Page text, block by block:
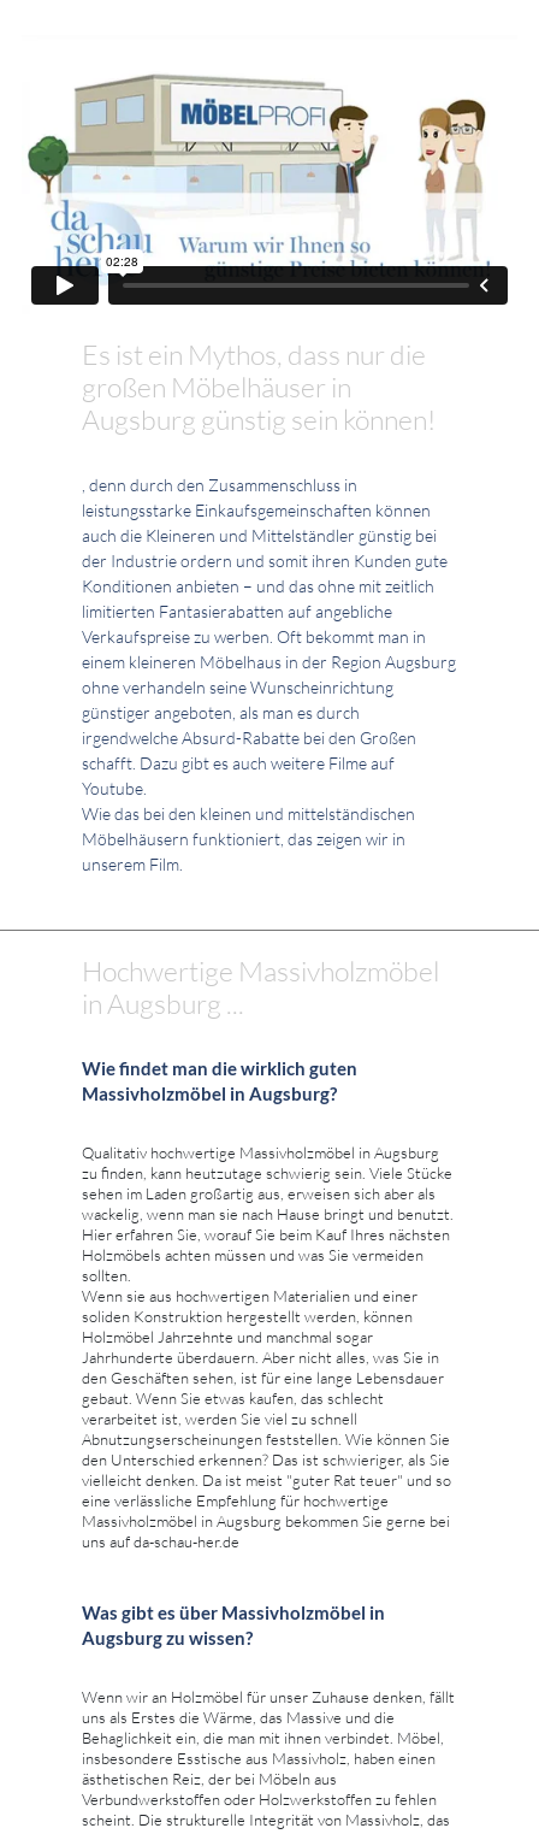
Es ist ein Mythos, dass nur die
großen Möbelhäuser in
Augsburg günstig sein können!
, denn durch den Zusammenschluss in
leistungsstarke Einkaufsgemeinschaften können
auch die Kleineren und Mittelständler günstig bei
der Industrie ordern und somit ihren Kunden gute
Konditionen anbieten – und das ohne mit zeitlich
limitierten Fantasierabatten auf angebliche
Verkaufspreise zu werben. Oft bekommt man in
einem kleineren Möbelhaus in der Region Augsburg
ohne verhandeln seine Wunscheinrichtung
günstiger angeboten, als man es durch
irgendwelche Absurd-Rabatte bei den Großen
schafft. Dazu gibt es auch weitere Filme auf
Youtube.
Wie das bei den kleinen und mittelständischen
Möbelhäusern funktioniert, das zeigen wir in
unserem Film.
Hochwertige Massivholzmöbel
in Augsburg ...
Wie findet man die wirklich guten
Massivholzmöbel in Augsburg?
Qualitativ hochwertige Massivholzmöbel in Augsburg
zu finden, kann heutzutage schwierig sein. Viele Stücke
sehen im Laden großartig aus, erweisen sich aber als
wackelig, wenn man sie nach Hause bringt und benutzt.
Hier erfahren Sie, worauf Sie beim Kauf Ihres nächsten
Holzmöbels achten müssen und was Sie vermeiden
sollten.
Wenn sie aus hochwertigen Materialien und einer
soliden Konstruktion hergestellt werden, können
Holzmöbel Jahrzehnte und manchmal sogar
Jahrhunderte überdauern. Aber nicht alles, was Sie in
den Geschäften sehen, ist für eine lange Lebensdauer
gebaut. Wenn Sie etwas kaufen, das schlecht
verarbeitet ist, werden Sie viel zu schnell
Abnutzungserscheinungen feststellen. Wie können Sie
den Unterschied erkennen? Das ist schwieriger, als Sie
vielleicht denken. Da ist meist "guter Rat teuer" und so
eine verlässliche Empfehlung für hochwertige
Massivholzmöbel in Augsburg bekommen Sie gerne bei
uns auf da-schau-her.de
Was gibt es über Massivholzmöbel in
Augsburg zu wissen?
Wenn wir an Holzmöbel für unser Zuhause denken, fällt
uns als Erstes die Wärme, das Massive und die
Behaglichkeit ein, die man mit ihnen verbindet. Möbel,
insbesondere Esstische aus Massivholz, haben einen
ästhetischen Reiz, der bei Möbeln aus
Verbundwerkstoffen oder Holzwerkstoffen zu fehlen
scheint. Die strukturelle Integrität von Massivholz, das